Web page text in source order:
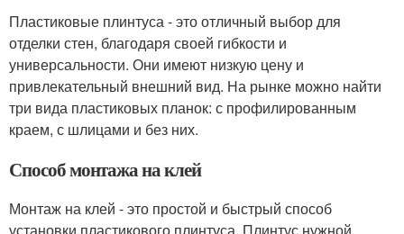
Пластиковые плинтуса - это отличный выбор для
отделки стен, благодаря своей гибкости и
универсальности. Они имеют низкую цену и
привлекательный внешний вид. На рынке можно найти
три вида пластиковых планок: с профилированным
краем, с шлицами и без них.
Способ монтажа на клей
Монтаж на клей - это простой и быстрый способ